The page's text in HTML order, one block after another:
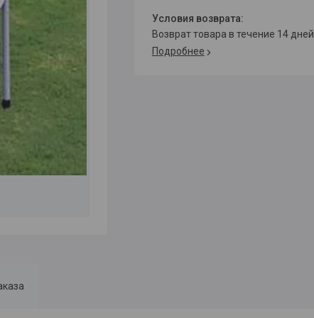
возврат товара в течение 14 дней
Подробнее